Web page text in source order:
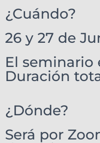
¿Cuándo?
26 y 27 de
El seminario
Duración
¿Dónde?
Será por